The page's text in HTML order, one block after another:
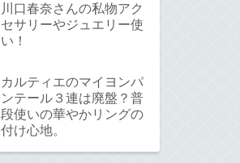
川口春奈さんの私物アク
セサリーやジュエリー使
い！
カルティエのマイヨンパ
ンテール３連は廃盤？普
段使いの華やかリングの
付け心地。